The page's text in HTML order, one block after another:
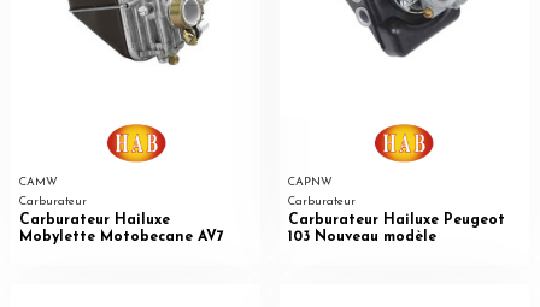
CAMW
Carburateur
Carburateur Hailuxe
Mobylette Motobecane AV7
CAPNW
Carburateur
Carburateur Hailuxe Peugeot
103 Nouveau modèle